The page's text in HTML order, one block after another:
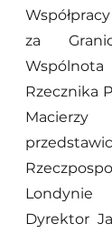
za
Rzecznika
Dyrektor